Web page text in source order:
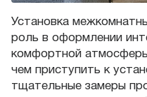
Установка
роль в оформлении
комфортной
чем приступить к
тщательные замеры